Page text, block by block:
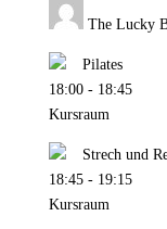
The Lucky
Pilates
18:00- 18:45
Kursraum
Strech und
18:45- 19:15
Kursraum